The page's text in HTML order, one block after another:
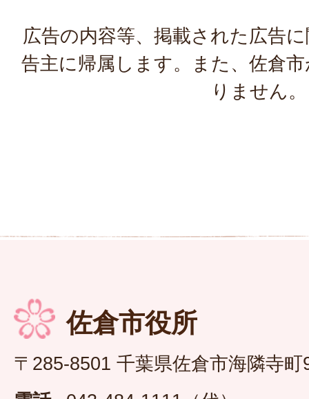
広告の内容等、掲載された広告
告主に帰属します。また、佐倉
りません。
佐倉市役所
〒285-8501 千葉県佐倉市海隣寺町